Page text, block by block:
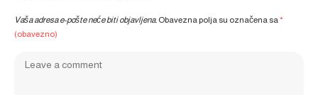
Vaša adresa e-pošte neće biti objavljena. Obavezna polja su označena sa*
(obavezno)